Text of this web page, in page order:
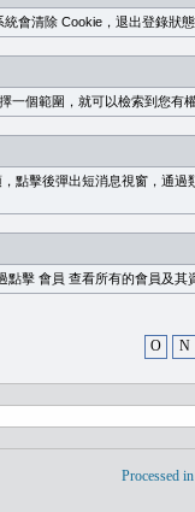
會清除 Cookie，退出登錄狀
一個範圍，就可以檢索到您有
，點擊後彈出短消息視窗，通過
點擊 會員 查看所有的會員及其
O N
Processed